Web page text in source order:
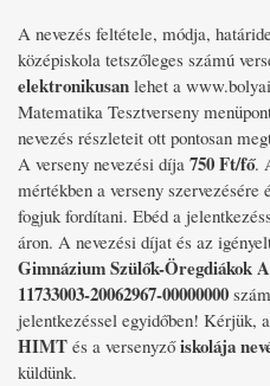
A nevezés feltétele, módja,
középiskola tetszőleges számú
elektronikusan lehet a
Matematika Tesztverseny
nevezés részleteit ott pontosan
A verseny nevezési díja 750 Ft/fő.
mértékben a verseny
fogjuk fordítani. Ebéd a
áron. A nevezési díjat és az
Gimnázium Szülők-Öregdiákok
11733003-20062967-00000000
jelentkezéssel egyidőben! Kérjük,
HIMT és a versenyzőiskolája
küldünk.